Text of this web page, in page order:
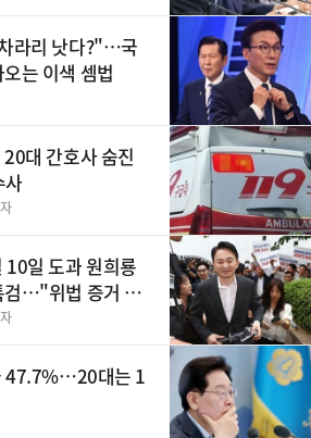
라리 낫다?"…국
는 이색 셈법
대 간호사 숨진
10일 도과 원희룡
검…"위법 증거 수
47.7%…20대는 1